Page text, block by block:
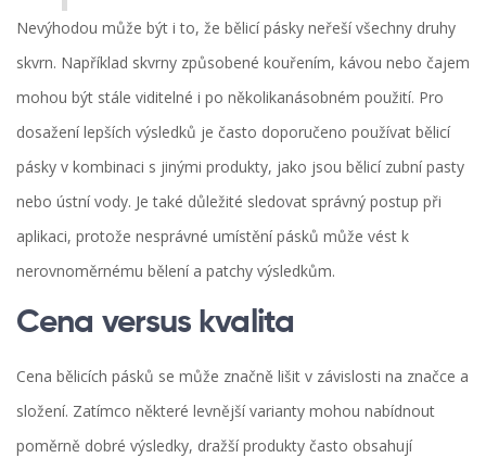
Nevýhodou může být i to, že bělicí pásky neřeší všechny druhy
skvrn. Například skvrny způsobené kouřením, kávou nebo čajem
mohou být stále viditelné i po několikanásobném použití. Pro
dosažení lepších výsledků je často doporučeno používat bělicí
pásky v kombinaci s jinými produkty, jako jsou bělicí zubní pasty
nebo ústní vody. Je také důležité sledovat správný postup při
aplikaci, protože nesprávné umístění pásků může vést k
nerovnoměrnému bělení a patchy výsledkům.
Cena versus kvalita
Cena bělicích pásků se může značně lišit v závislosti na značce a
složení. Zatímco některé levnější varianty mohou nabídnout
poměrně dobré výsledky, dražší produkty často obsahují